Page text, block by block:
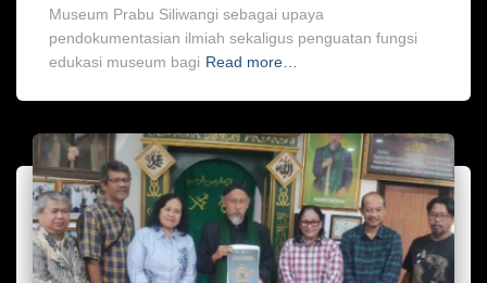
Museum Prabu Siliwangi sebagai upaya
pendokumentasian ilmiah sekaligus penguatan fungsi
edukasi museum bagi Read more…